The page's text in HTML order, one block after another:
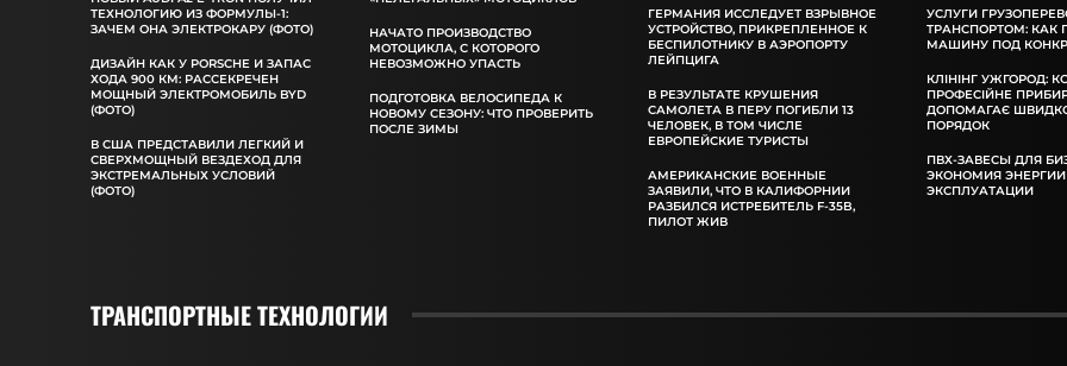
ТЕХНОЛОГИЮ ИЗ ФОРМУЛЫ-1:
ЗАЧЕМ ОНА ЭЛЕКТРОКАРУ (ФОТО)
ДИЗАЙН КАК У PORSCHE И ЗАПАС
ХОДА 900 КМ: РАССЕКРЕЧЕН
МОЩНЫЙ ЭЛЕКТРОМОБИЛЬ BYD
(ФОТО)
В США ПРЕДСТАВИЛИ ЛЕГКИЙ И
СВЕРХМОЩНЫЙ ВЕЗДЕХОД ДЛЯ
ЭКСТРЕМАЛЬНЫХ УСЛОВИЙ
(ФОТО)
НАЧАТО ПРОИЗВОДСТВО
МОТОЦИКЛА, С КОТОРОГО
НЕВОЗМОЖНО УПАСТЬ
ПОДГОТОВКА ВЕЛОСИПЕДА К
НОВОМУ СЕЗОНУ: ЧТО ПРОВЕРИТЬ
ПОСЛЕ ЗИМЫ
ГЕРМАНИЯ ИССЛЕДУЕТ ВЗРЫВНОЕ
УСТРОЙСТВО, ПРИКРЕПЛЕННОЕ К
БЕСПИЛОТНИКУ В АЭРОПОРТУ
ЛЕЙПЦИГА
В РЕЗУЛЬТАТЕ КРУШЕНИЯ
САМОЛЕТА В ПЕРУ ПОГИБЛИ 13
ЧЕЛОВЕК, В ТОМ ЧИСЛЕ
ЕВРОПЕЙСКИЕ ТУРИСТЫ
АМЕРИКАНСКИЕ ВОЕННЫЕ
ЗАЯВИЛИ, ЧТО В КАЛИФОРНИИ
РАЗБИЛСЯ ИСТРЕБИТЕЛЬ F-35B,
ПИЛОТ ЖИВ
УСЛУГИ
ТРАНСПОРТОМ: КАК
МАШИНУ ПОД
КЛІНІНГ УЖГОРОД:
ПРОФЕСІЙНЕ
ДОПОМАГАЄ
ПОРЯДОК
ПВХ-ЗАВЕСЫ ДЛЯ
ЭКОНОМИЯ
ЭКСПЛУАТАЦИИ
ТРАНСПОРТНЫЕ ТЕХНОЛОГИИ